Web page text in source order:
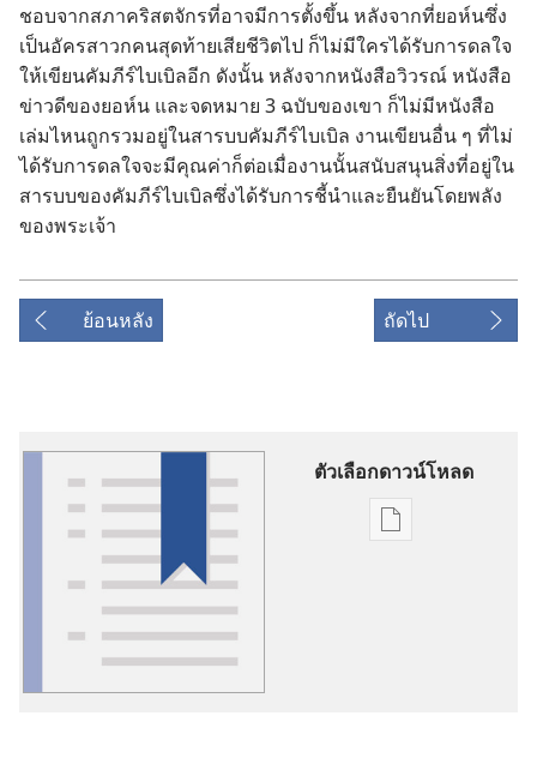
ชอบ​จาก​สภา​คริสตจักร​ที่​อาจ​มี​การ​ตั้ง​ขึ้น หลัง​จาก​ที่​ยอห์น​ซึ่ง​
เป็น​อัครสาวก​คน​สุด​ท้าย​เสีย​ชีวิต​ไป ก็​ไม่​มี​ใคร​ได้​รับ​การ​ดล​ใจ​
ให้​เขียน​คัมภีร์​ไบเบิล​อีก ดัง​นั้น หลัง​จาก​หนังสือ​วิวรณ์ หนังสือ​
ข่าว​ดี​ของ​ยอห์น และ​จดหมาย 3 ฉบับ​ของ​เขา ก็​ไม่​มี​หนังสือ​
เล่ม​ไหน​ถูก​รวม​อยู่​ใน​สารบบ​คัมภีร์​ไบเบิล งาน​เขียน​อื่น​ ๆ ​ที่​ไม่​
ได้​รับ​การ​ดล​ใจ​จะ​มี​คุณค่า​ก็​ต่อ​เมื่อ​งาน​นั้น​สนับสนุน​สิ่ง​ที่​อยู่​ใน​
สารบบ​ของ​คัมภีร์​ไบเบิล​ซึ่ง​ได้​รับ​การ​ชี้​นำ​และ​ยืน​ยัน​โดย​พลัง​
ของ​พระเจ้า
ย้อนหลัง ถัดไป
ตัวเลือกดาวน์โหลด
ตัว